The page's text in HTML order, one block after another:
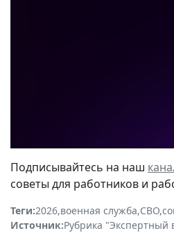
Подписывайтесь на наш
советы для работников и
Теги:2026,военная служба,СВО,
Источник:Рубрика "Экспертный